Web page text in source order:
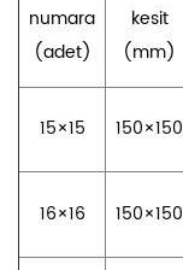
numara
(adet)
kesit
(mm)
15×15 150×150
16×16 150×150